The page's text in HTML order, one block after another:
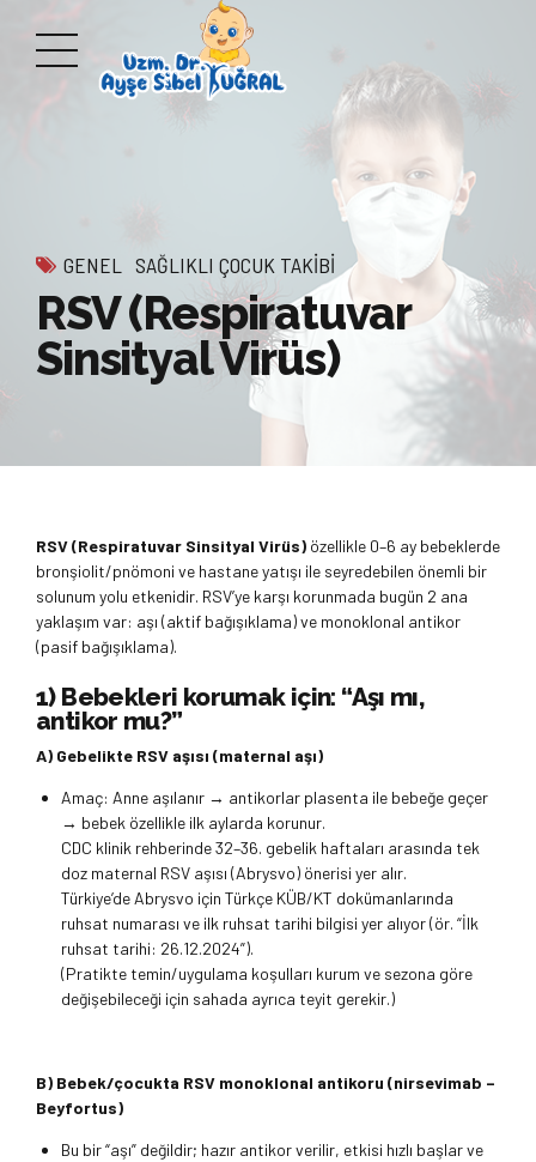
GENEL SAĞLIKLI ÇOCUK TAKIBI
RSV (Respiratuvar
Sinsityal Virüs)
RSV (Respiratuvar Sinsityal Virüs) özellikle 0–6 ay bebeklerde
bronşiolit/pnömoni ve hastane yatışı ile seyredebilen önemli bir
solunum yolu etkenidir. RSV’ye karşı korunmada bugün 2 ana
yaklaşım var: aşı (aktif bağışıklama) ve monoklonal antikor
(pasif bağışıklama).
1) Bebekleri korumak için: “Aşı mı,
antikor mu?”
A) Gebelikte RSV aşısı (maternal aşı)
Amaç: Anne aşılanır → antikorlar plasenta ile bebeğe geçer
→ bebek özellikle ilk aylarda korunur.
CDC klinik rehberinde 32–36. gebelik haftaları arasında tek
doz maternal RSV aşısı (Abrysvo) önerisi yer alır.
Türkiye’de Abrysvo için Türkçe KÜB/KT dokümanlarında
ruhsat numarası ve ilk ruhsat tarihi bilgisi yer alıyor (ör. “İlk
ruhsat tarihi: 26.12.2024”).
(Pratikte temin/uygulama koşulları kurum ve sezona göre
değişebileceği için sahada ayrıca teyit gerekir.)
B) Bebek/çocukta RSV monoklonal antikoru (nirsevimab –
Beyfortus)
Bu bir “aşı” değildir; hazır antikor verilir, etkisi hızlı başlar ve